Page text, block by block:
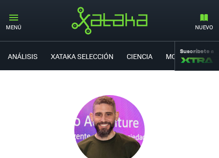
MENÚ NUEVO
ANÁLISIS XATAKA SELECCIÓN CIENCIA MOVILIDAD
Suscríbete a